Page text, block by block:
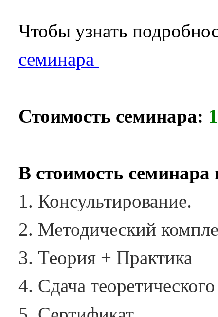
Чтобы узнать
семинара
Стоимость семинара:
В стоимость семинара
Консультирование.
Методический
Теория + Практика
Сдача